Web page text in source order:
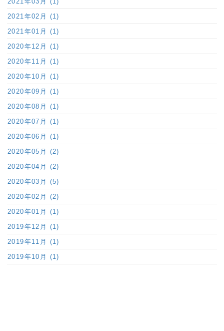
2021年02月 (1)
2021年01月 (1)
2020年12月 (1)
2020年11月 (1)
2020年10月 (1)
2020年09月 (1)
2020年08月 (1)
2020年07月 (1)
2020年06月 (1)
2020年05月 (2)
2020年04月 (2)
2020年03月 (5)
2020年02月 (2)
2020年01月 (1)
2019年12月 (1)
2019年11月 (1)
2019年10月 (1)